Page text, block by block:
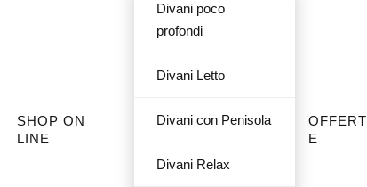
SHOP ON
LINE
Divani poco
profondi
Divani Letto
Divani con Penisola
Divani Relax
OFFERT
E